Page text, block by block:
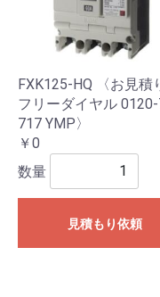
FXK125-HQ 〈お見
フリーダイヤル
717 YMP〉
￥0
数量
見積もり依頼